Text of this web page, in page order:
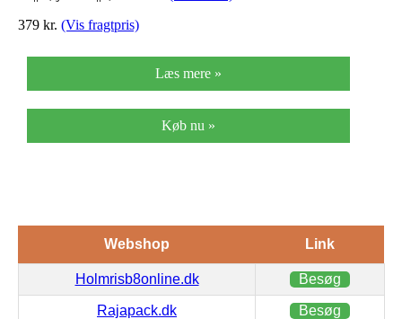
379 kr. (Vis fragtpris)
Læs mere »
Køb nu »
Webshop Link
Holmrisb8online.dk Besøg
Rajapack.dk Besøg